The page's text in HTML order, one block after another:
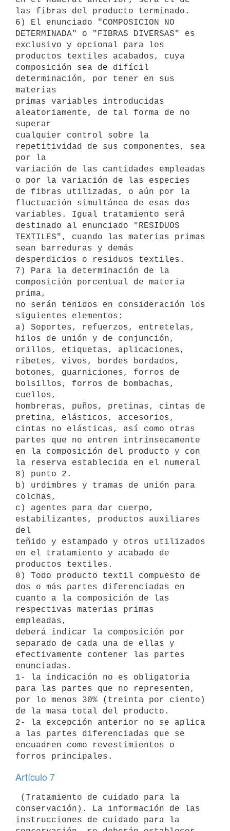
las fibras del producto terminado.
6) El enunciado "COMPOSICION NO
DETERMINADA" o "FIBRAS DIVERSAS" es
exclusivo y opcional para los
productos textiles acabados, cuya
composición sea de difícil
determinación, por tener en sus
materias
primas variables introducidas
aleatoriamente, de tal forma de no
superar
cualquier control sobre la
repetitividad de sus componentes, sea
por la
variación de las cantidades empleadas
o por la variación de las especies
de fibras utilizadas, o aún por la
fluctuación simultánea de esas dos
variables. Igual tratamiento será
destinado al enunciado "RESIDUOS
TEXTILES", cuando las materias primas
sean barreduras y demás
desperdicios o residuos textiles.
7) Para la determinación de la
composición porcentual de materia
prima,
no serán tenidos en consideración los
siguientes elementos:
a) Soportes, refuerzos, entretelas,
hilos de unión y de conjunción,
orillos, etiquetas, aplicaciones,
ribetes, vivos, bordes bordados,
botones, guarniciones, forros de
bolsillos, forros de bombachas,
cuellos,
hombreras, puños, pretinas, cintas de
pretina, elásticos, accesorios,
cintas no elásticas, así como otras
partes que no entren intrínsecamente
en la composición del producto y con
la reserva establecida en el numeral
8) punto 2.
b) urdimbres y tramas de unión para
colchas,
c) agentes para dar cuerpo,
estabilizantes, productos auxiliares
del
teñido y estampado y otros utilizados
en el tratamiento y acabado de
productos textiles.
8) Todo producto textil compuesto de
dos o más partes diferenciadas en
cuanto a la composición de las
respectivas materias primas
empleadas,
deberá indicar la composición por
separado de cada una de ellas y
efectivamente contener las partes
enunciadas.
1- la indicación no es obligatoria
para las partes que no representen,
por lo menos 30% (treinta por ciento)
de la masa total del producto.
2- la excepción anterior no se aplica
a las partes diferenciadas que se
encuadren como revestimientos o
Artículo 7
conservación). La información de las
instrucciones de cuidado para la